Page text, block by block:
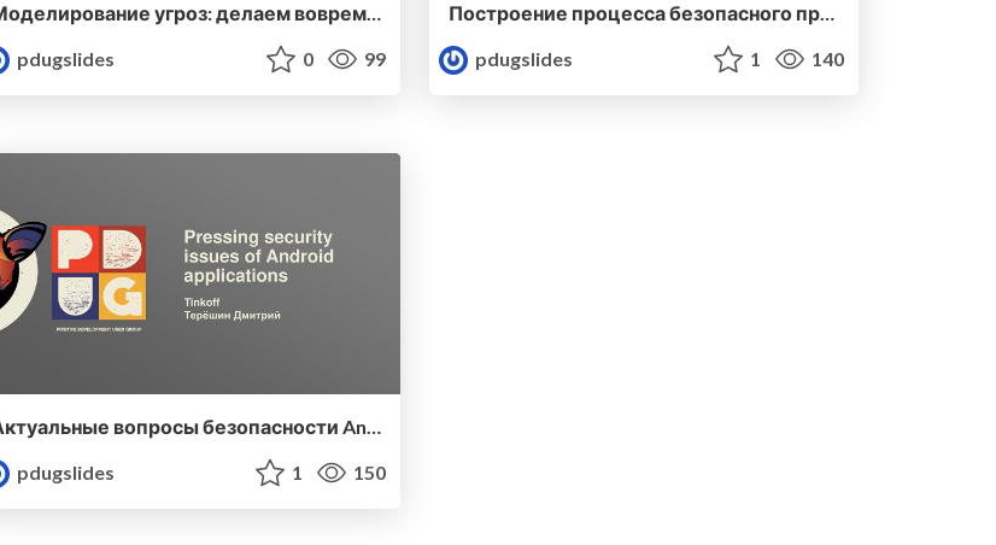
Моделирование угроз: делаем вовремя вместе с командой разработки
pdugslides
0 99
Построение процесса безопасного программирования
pdugslides
1 140
Актуальные вопросы безопасности Android-приложений
pdugslides
1 150